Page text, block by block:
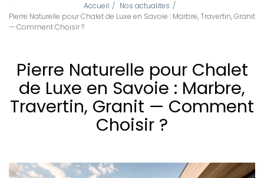
Accueil
Nos actualites
Pierre Naturelle pour Chalet de Luxe en Savoie : Marbre, Travertin, Granit
— Comment Choisir ?
Pierre Naturelle pour Chalet
de Luxe en Savoie : Marbre,
Travertin, Granit — Comment
Choisir ?